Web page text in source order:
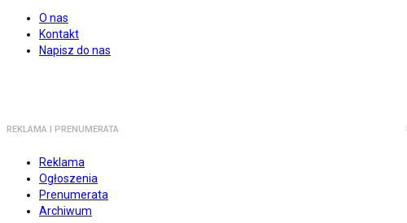
O nas
Kontakt
Napisz do nas
REKLAMA I PRENUMERATA
Reklama
Ogłoszenia
Prenumerata
Archiwum